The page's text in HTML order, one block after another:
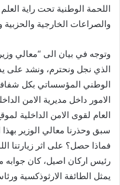
ر
ت
ر
و
ن
ي
ا
اللحمة الوطنية تحت راية
والصراعات الخارجية والحزبية
وتوجه في بيان الى “معالي
الذي نجل ونحترم، ونشد على
الوطني المؤسساتي بكل
الامور داخل مديرية الامن
العام لقوى الامن الداخلية
سبق وحذرنا معالي الوزير بهذا
فماذا حصل؟ على اثر زيارتنا
رئيس اركان اصيل، كان جوابه
يمثل الطائفة الارثوذكسية